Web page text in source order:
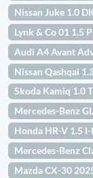
Nissan Juke 1.0
Lynk & Co 01 1.5
Audi A4 Avant
Nissan Qashqai
Skoda Kamiq 1.0
Mercedes-Benz
Honda HR-V 1.5
Mercedes-Benz
Mazda CX-30